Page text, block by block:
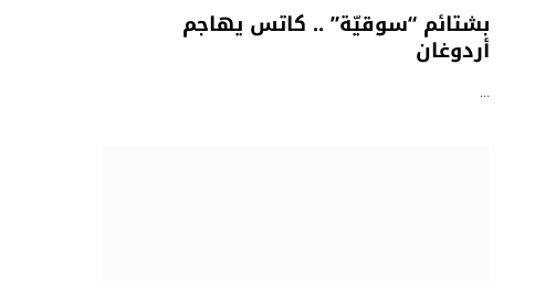
بشتائم “سوقيّة” .. كاتس يهاجم
أردوغان
…